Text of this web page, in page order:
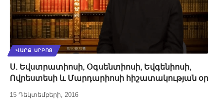
ՎԱՐՔ ՍՐԲՈՑ
Ս. Եվստրատիոսի, Օգսենտիոսի, Եվգենիոսի,
Ովրեստեսի և Մարդարիոսի հիշատակության օր
15 Դեկտեմբերի, 2016